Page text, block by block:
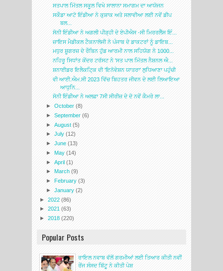
ਸਤਪਾਲ ਮਿੱਤਲ ਸਕੂਲ ਵਿਖੇ ਸਾਲਾਨਾ ਸਮਾਗਮ ਦਾ ਆਯੋਜਨ
ਸਕੌਡਾ ਆਟੋ ਇੰਡੀਆ ਨੇ ਕੁਸ਼ਾਕ ਅਤੇ ਸਲਾਵੀਆ ਲਈ ਨਵੇਂ ਡੀਪ
ਬਲ...
ਸੋਨੀ ਇੰਡੀਆ ਨੇ ਅਗਲੀ ਪੀੜ੍ਹੀ ਦੇ ਏਪੀਐਸ -ਸੀ ਮਿਰਰਲੈੱਸ ਇੰ...
ਜ਼ਾਇਸ ਮੈਡੀਕਲ ਟੈਕਨਾਲੋਜੀ ਨੇ ਪੰਜਾਬ ਦੇ ਡਾਕਟਰਾਂ ਨੂੰ ਡਾਇਬ...
ਮਧੁਰ ਸ਼ੂਗਰਜ਼ ਦੇ ਰੌਬਿਨ ਹੁੱਡ ਆਰਮੀ ਨਾਲ ਸਹਿਯੋਗ ਨੇ 1000...
ਨਹਿਰੂ ਸਿਧਾਂਤ ਕੇਂਦਰ ਟਰੱਸਟ ਨੇ 'ਸਤ ਪਾਲ ਮਿੱਤਲ ਨੈਸ਼ਨਲ ਐ...
ਸ਼ਨਾਈਡਰ ਇਲੈਕਟਿ੍ਕ ਦੀ 'ਇਨੋਵੇਸ਼ਨ ਯਾਤਰਾ' ਲੁਧਿਆਣਾ ਪਹੁੰਚੀ
ਵੀ ਆਈ.ਐਮ.ਸੀ 2023 ਵਿੱਚ ਬਿਹਤਰ ਜੀਵਨ ਦੇ ਲਈ ਲਿਆਇਆ
ਆਧੁਨਿ...
ਸੋਨੀ ਇੰਡੀਆ ਨੇ ਅਲਫ਼ਾ 7ਸੀ ਸੀਰੀਜ਼ ਦੇ ਦੋ ਨਵੇਂ ਕੈਮਰੇ ਲਾ...
►October(8)
►September(6)
►August(5)
►July(12)
►June(13)
►May(14)
►April(1)
► March(9)
►February(3)
►January(2)
► 2022 (86)
► 2021 (63)
► 2018 (220)
Popular Posts
ਰਾਇਲ ਨਵਾਬ ਵੱਲੋਂ ਗਰਮੀਆਂ ਲਈ ਤਿਆਰ ਕੀਤੀ ਨਵੀਂ
ਰੇਂਜ ਸੰਸਦ ਬਿੱਟੂ ਨੇ ਕੀਤੀ ਪੇਸ਼